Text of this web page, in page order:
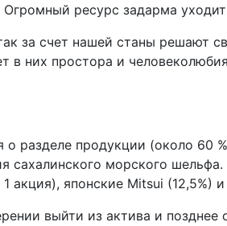
ресурс задарма
за счет нашей станы решают
в них простора и
разделе продукции (около 60
морского
акция), японские Mitsui (12,5%)
выйти из актива и позднее